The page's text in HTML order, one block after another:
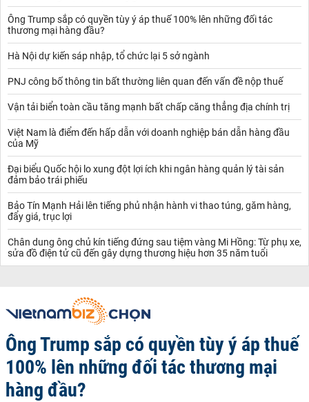
Ông Trump sắp có quyền tùy ý áp thuế 100% lên những đối tác
thương mại hàng đầu?
Hà Nội dự kiến sáp nhập, tổ chức lại 5 sở ngành
PNJ công bố thông tin bất thường liên quan đến vấn đề nộp thuế
Vận tải biển toàn cầu tăng mạnh bất chấp căng thẳng địa chính trị
Việt Nam là điểm đến hấp dẫn với doanh nghiệp bán dẫn hàng đầu
của Mỹ
Đại biểu Quốc hội lo xung đột lợi ích khi ngân hàng quản lý tài sản
đảm bảo trái phiếu
Bảo Tín Mạnh Hải lên tiếng phủ nhận hành vi thao túng, găm hàng,
đẩy giá, trục lợi
Chân dung ông chủ kín tiếng đứng sau tiệm vàng Mi Hồng: Từ phụ xe,
sửa đồ điện tử cũ đến gây dựng thương hiệu hơn 35 năm tuổi
Ông Trump sắp có quyền tùy ý áp thuế
100% lên những đối tác thương mại
hàng đầu?